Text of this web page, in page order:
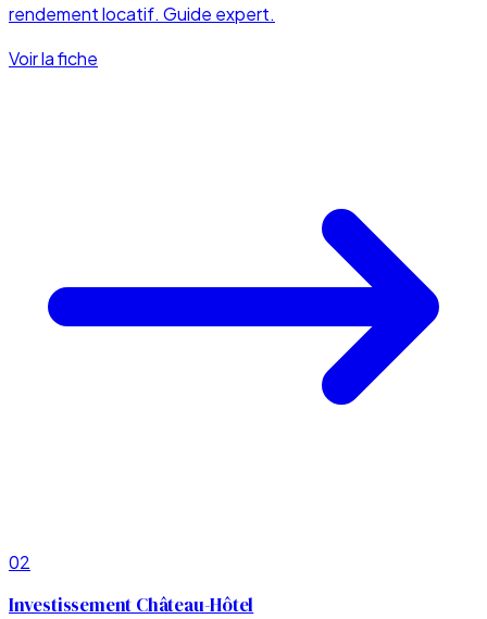
rendement locatif. Guide expert.
Voir la fiche
02
Investissement Château-Hôtel